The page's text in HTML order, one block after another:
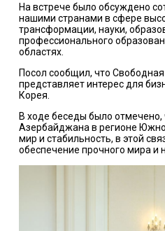
На встрече было обсуждено
нашими странами в сфере
трансформации, науки,
профессионального
областях.
Посол сообщил, что
представляет интерес для
Корея.
В ходе беседы было отмечено,
Азербайджана в регионе
мир и стабильность, в этой
обеспечение прочного мира и